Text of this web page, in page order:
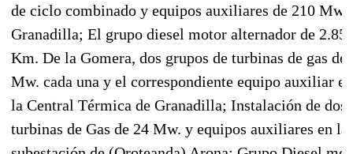
de ciclo combinado y equipos auxiliares de 210 Mw.
Granadilla; El grupo diesel motor alternador de
Km. De la Gomera, dos grupos de turbinas de gas de
Mw. cada una y el correspondiente equipo auxiliar en
la Central Térmica de Granadilla; Instalación de dos
turbinas de Gas de 24 Mw. y equipos auxiliares en la